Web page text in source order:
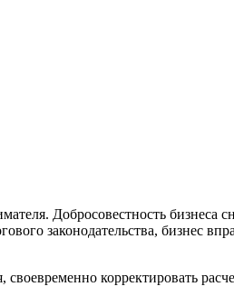
Добросовестность бизнеса
законодательства, бизнес
корректировать